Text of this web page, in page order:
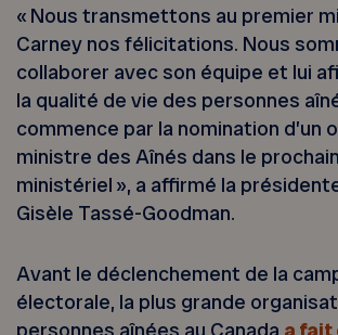
« Nous transmettons au premier
Carney nos félicitations. Nous
collaborer avec son équipe et lui
la qualité de vie des personnes
commence par la nomination d’un
ministre des Aînés dans le
ministériel », a affirmé la
Gisèle Tassé-Goodman.
Avant le déclenchement de la
électorale, la plus grande